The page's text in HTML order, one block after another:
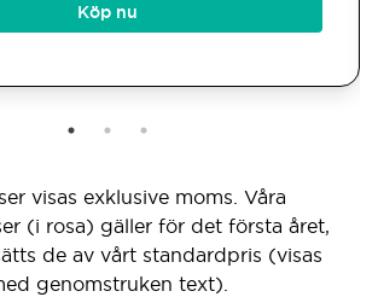
Köp nu
visas exklusive moms. Våra
(i rosa) gäller för det första året,
de av vårt standardpris (visas
genomstruken text).